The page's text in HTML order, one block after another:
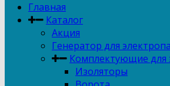
Главная
Каталог
Акция
Генератор для
Комплектующие для
Изоляторы